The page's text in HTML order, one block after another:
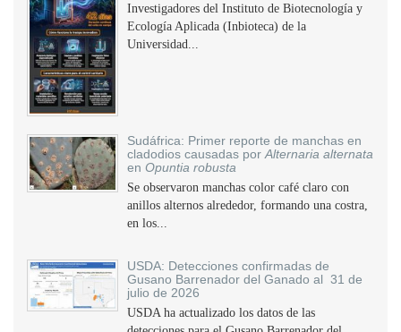
Investigadores del Instituto de Biotecnología y
Ecología Aplicada (Inbioteca) de la
Universidad...
Sudáfrica: Primer reporte de manchas en
cladodios causadas por Alternaria alternata
en Opuntia robusta
Se observaron manchas color café claro con
anillos alternos alrededor, formando una costra,
en los...
USDA: Detecciones confirmadas de
Gusano Barrenador del Ganado al 31 de
julio de 2026
USDA ha actualizado los datos de las